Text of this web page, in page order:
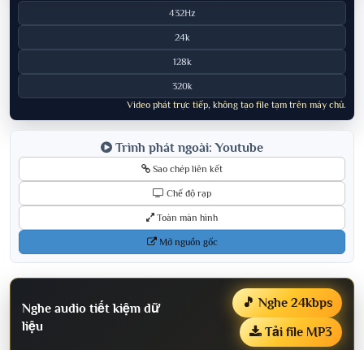
432Hz
24k
128k
320k
Video phát trực tiếp, không tạo file tạm trên máy chủ.
Trình phát ngoài: Youtube
Sao chép liên kết
Chế độ rạp
Toàn màn hình
Mở nguồn gốc
Nghe audio tiết kiệm dữ
liệu
🎵 Nghe 24kbps
Tải file MP3